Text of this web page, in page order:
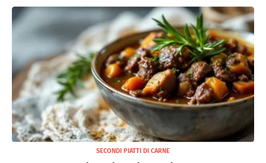
SECONDI PIATTI DI CARNE